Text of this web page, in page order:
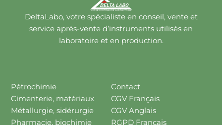
DeltaLabo, votre spécialiste en conseil, vente et
service après-vente d’instruments utilisés en
laboratoire et en production.
Pétrochimie
Cimenterie, matériaux
Métallurgie, sidérurgie
Pharmacie, biochimie
Contact
CGV Français
CGV Anglais
RGPD Français